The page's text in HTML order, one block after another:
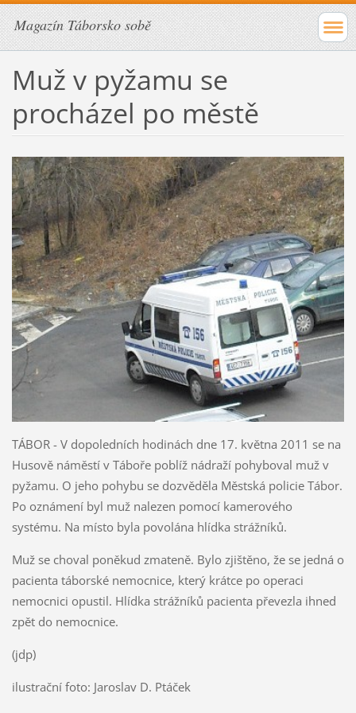
Magazín Táborsko sobě
Muž v pyžamu se
procházel po městě
TÁBOR - V dopoledních hodinách dne 17. května 2011 se na
Husově náměstí v Táboře poblíž nádraží pohyboval muž v
pyžamu. O jeho pohybu se dozvěděla Městská policie Tábor.
Po oznámení byl muž nalezen pomocí kamerového
systému. Na místo byla povolána hlídka strážníků.
Muž se choval poněkud zmateně. Bylo zjištěno, že se jedná o
pacienta táborské nemocnice, který krátce po operaci
nemocnici opustil. Hlídka strážníků pacienta převezla ihned
zpět do nemocnice.
(jdp)
ilustrační foto: Jaroslav D. Ptáček